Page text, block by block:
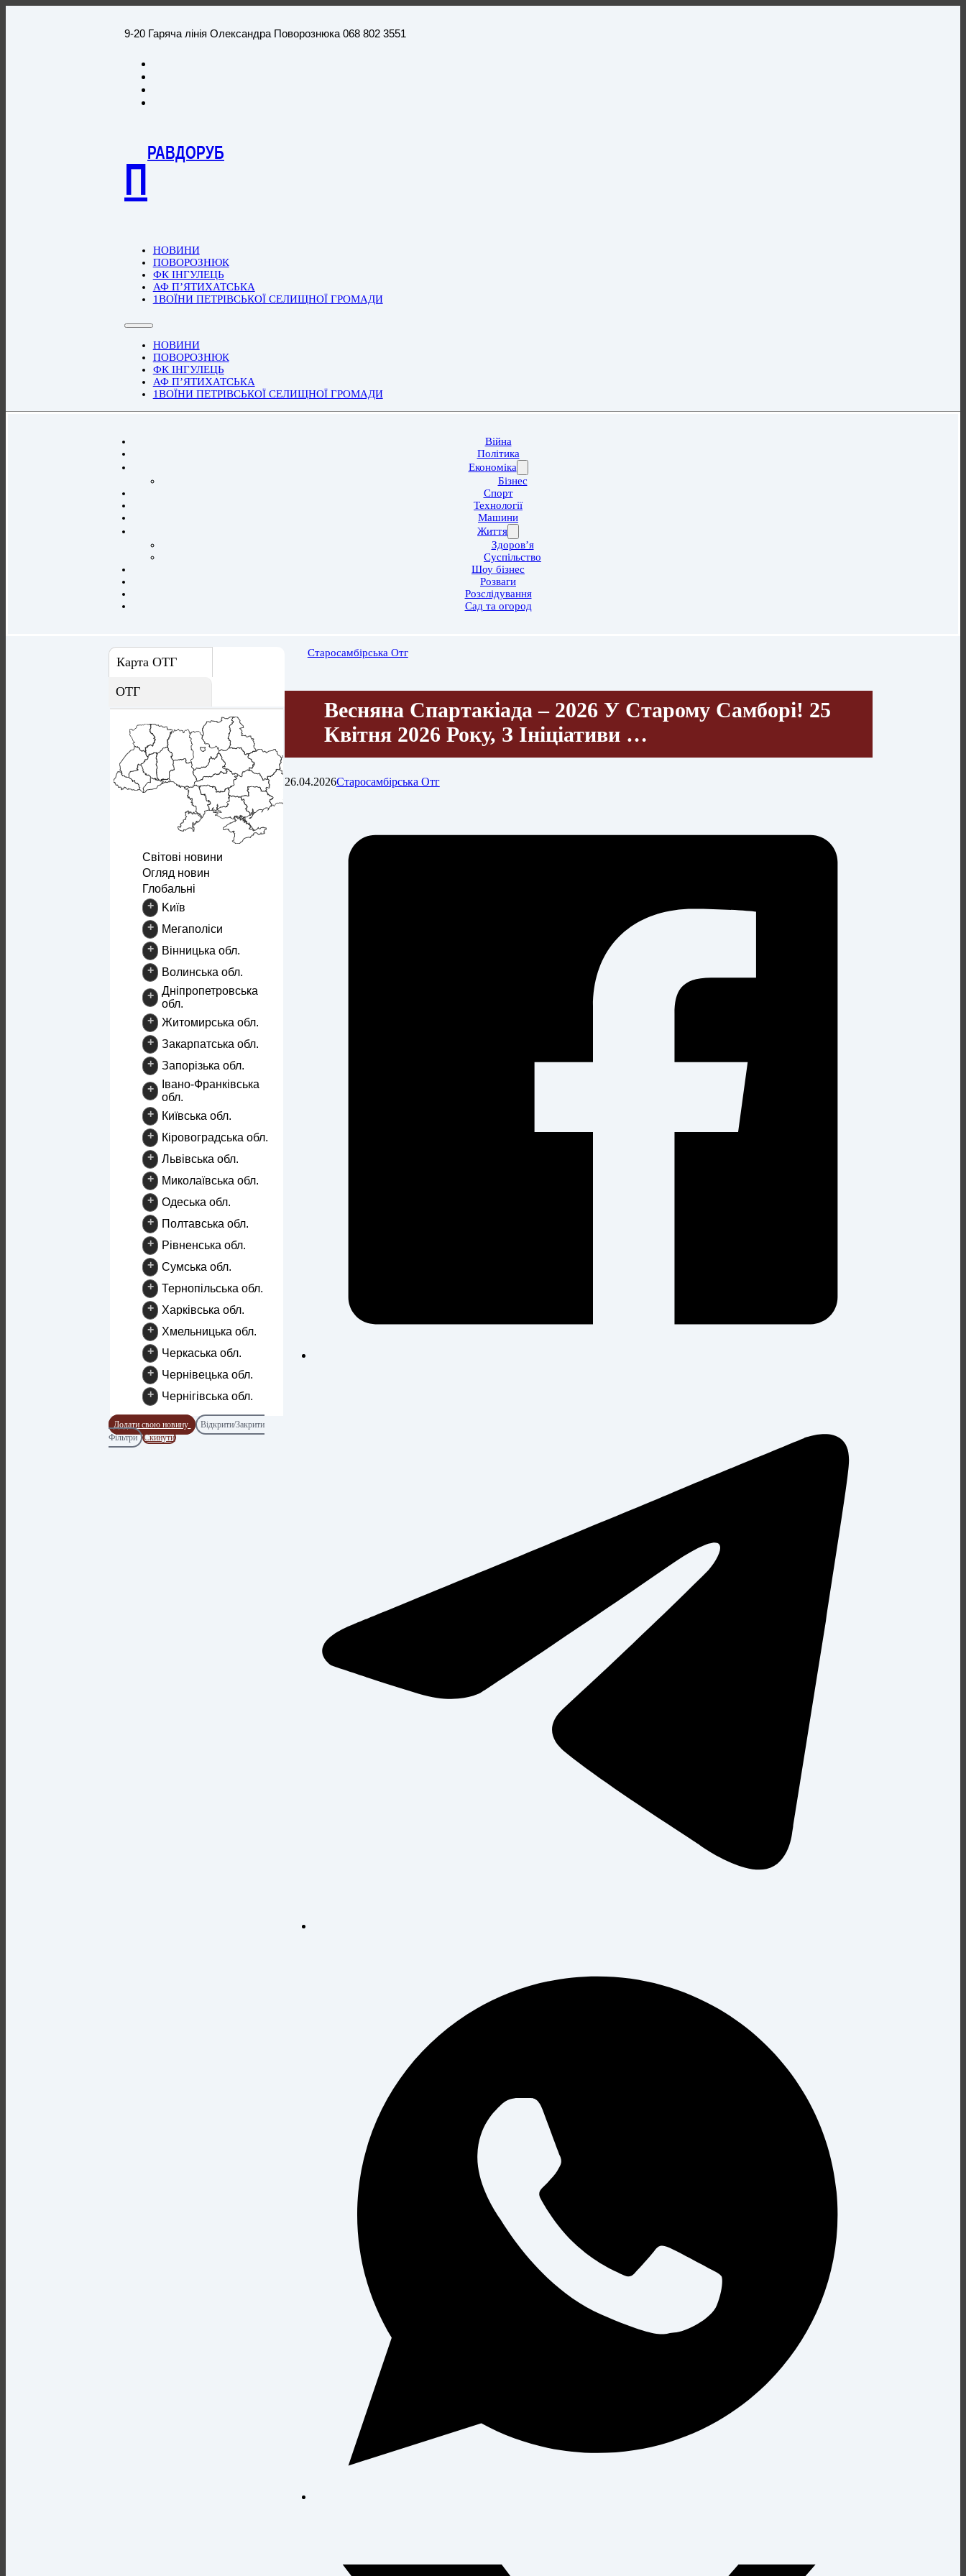
9-20 Гаряча лінія Олександра Поворознюка 068 802 3551
П
РАВДОРУБ
НОВИНИ
ПОВОРОЗНЮК
ФК ІНГУЛЕЦЬ
АФ П’ЯТИХАТСЬКА
1ВОЇНИ ПЕТРІВСЬКОЇ СЕЛИЩНОЇ ГРОМАДИ
НОВИНИ
ПОВОРОЗНЮК
ФК ІНГУЛЕЦЬ
АФ П’ЯТИХАТСЬКА
1ВОЇНИ ПЕТРІВСЬКОЇ СЕЛИЩНОЇ ГРОМАДИ
Війна
Політика
Економіка
Бізнес
Спорт
Технології
Машини
Життя
Здоров’я
Суспільство
Шоу бізнес
Розваги
Розслідування
Сад та огород
Карта ОТГ
ОТГ
Світові новини
Огляд новин
Глобальні
+
Kиїв
+
Mегаполіси
+
Вінницька обл.
+
Волинська обл.
+
Дніпропетровська
обл.
+
Житомирська обл.
+
Закарпатська обл.
+
Запорізька обл.
+
Івано-Франківська
обл.
+
Київська обл.
+
Кіровоградська обл.
+
Львівська обл.
+
Миколаївська обл.
+
Одеська обл.
+
Полтавська обл.
+
Рівненська обл.
+
Сумська обл.
+
Тернопільська обл.
+
Харківська обл.
+
Хмельницька обл.
+
Черкаська обл.
+
Чернівецька обл.
+
Чернігівська обл.
Додати свою новину
Відкрити/Закрити
Фільтри
Скинути
Старосамбірська Отг
Весняна Спартакіада – 2026 У Старому Самборі! 25
Квітня 2026 Року, З Ініціативи …
26.04.2026Старосамбірська Отг